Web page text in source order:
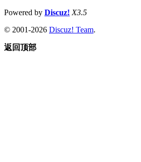
Powered by Discuz! X3.5
© 2001-2026 Discuz! Team.
返回顶部